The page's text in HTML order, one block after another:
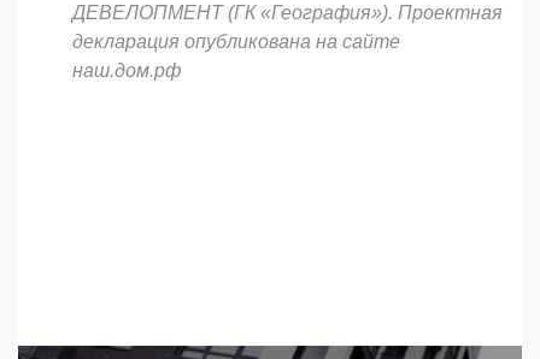
ДЕВЕЛОПМЕНТ (ГК «География»). Проектная
декларация опубликована на сайте
наш.дом.рф